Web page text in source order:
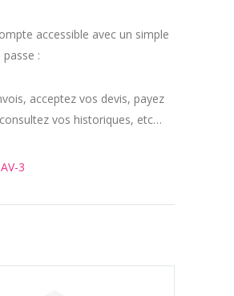
accessible avec un simple
:
acceptez vos devis, payez
vos historiques, etc…